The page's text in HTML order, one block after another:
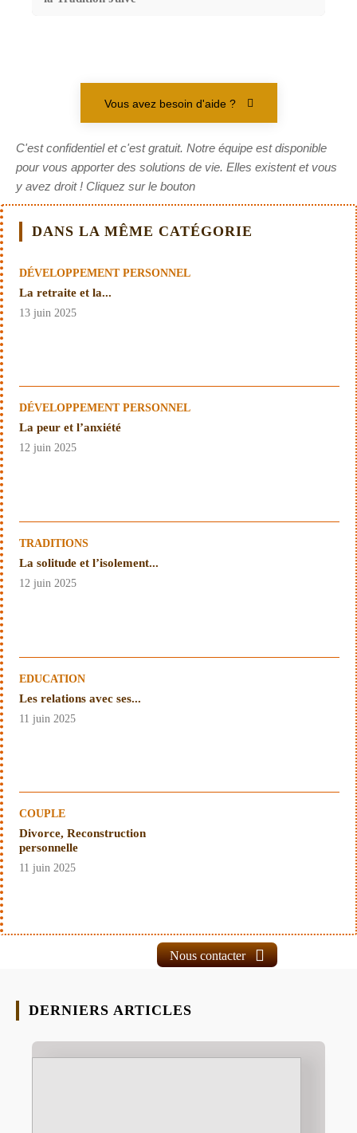
Vous avez besoin d'aide ?
C'est confidentiel et c'est gratuit. Notre équipe est disponible
pour vous apporter des solutions de vie. Elles existent et vous
y avez droit ! Cliquez sur le bouton
DANS LA MÊME CATÉGORIE
DÉVELOPPEMENT PERSONNEL
La retraite et la...
13 juin 2025
DÉVELOPPEMENT PERSONNEL
La peur et l’anxiété
12 juin 2025
TRADITIONS
La solitude et l’isolement...
12 juin 2025
EDUCATION
Les relations avec ses...
11 juin 2025
COUPLE
Divorce, Reconstruction
personnelle
11 juin 2025
Nous contacter
DERNIERS ARTICLES